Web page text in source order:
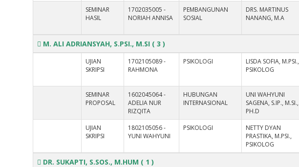
SEMINAR
HASIL
1702035005 -
NORIAH ANNISA
PEMBANGUNAN
SOSIAL
DRS. MARTINUS
NANANG, M.A
M. ALI ADRIANSYAH, S.PSI., M.SI ( 3 )
UJIAN
SKRIPSI
1702105089 -
RAHMONA
PSIKOLOGI
LISDA SOFIA, M.PSI.,
PSIKOLOG
SEMINAR
PROPOSAL
1602045064 -
ADELIA NUR
RIZQITA
HUBUNGAN
INTERNASIONAL
UNI WAHYUNI
SAGENA, S.IP., M.SI.,
PH.D
UJIAN
SKRIPSI
1802105056 -
YUNI WAHYUNI
PSIKOLOGI
NETTY DYAN
PRASTIKA, M.PSI.,
PSIKOLOG
DR. SUKAPTI, S.SOS., M.HUM ( 1 )